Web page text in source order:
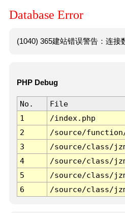
Database Error
(1040) 365建站错误警告：连接
PHP Debug
No. File
1
/index.php
2
/source/
3
/source/class/
4
/source/class/
5
/source/class/
6
/source/class/